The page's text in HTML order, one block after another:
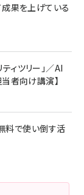
成果を上げている
ィツリー」／AI
者向け講演】
料で使い倒す活